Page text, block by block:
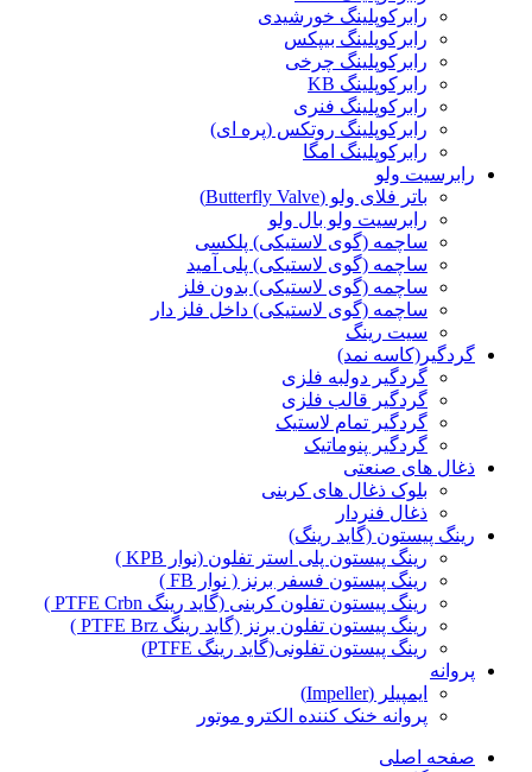
رابرکوپلینگ خورشیدی
رابرکوپلینگ بیپکس
رابرکوپلینگ چرخی
رابرکوپلینگ KB
رابرکوپلینگ فنری
رابرکوپلینگ روتکس (پره ای)
رابرکوپلینگ امگا
رابرسیت ولو
باتر فلای ولو (Butterfly Valve)
رابرسیت ولو بال ولو
ساچمه (گوی لاستیکی) پلکسی
ساچمه (گوی لاستیکی) پلی آمید
ساچمه (گوی لاستیکی) بدون فلز
ساچمه (گوی لاستیکی) داخل فلز دار
سیت رینگ
گردگیر(کاسه نمد)
گردگیر دولبه فلزی
گردگیر قالب فلزی
گردگیر تمام لاستیک
گردگیر پنوماتیک
ذغال های صنعتی
بلوک ذغال های کربنی
ذغال فنردار
رینگ پیستون (گاید رینگ)
رینگ پیستون پلی استر تفلون (نوار KPB )
رینگ پیستون فسفر برنز ( نوار FB )
رینگ پیستون تفلون کربنی (گاید رینگ PTFE Crbn )
رینگ پیستون تفلون برنز (گاید رینگ PTFE Brz )
رینگ پیستون تفلونی(گاید رینگ PTFE)
پروانه
ایمپیلر (Impeller)
پروانه خنک کننده الکترو موتور
صفحه اصلی